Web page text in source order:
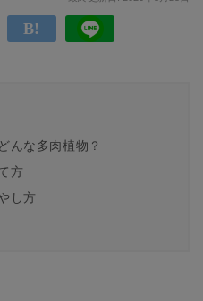
んな多肉植物？
方
し方